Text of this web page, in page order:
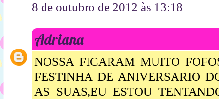
8 de outubro de 2012 às 13:18
Adriana
NOSSA FICARAM MUITO
FESTINHA DE ANIVERSARIO
AS SUAS,EU ESTOU